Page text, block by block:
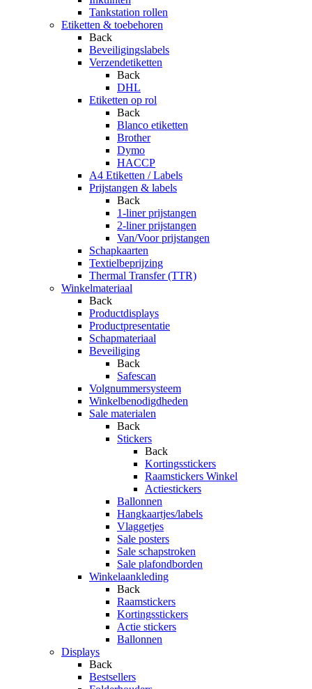
Tankstation rollen
Etiketten & toebehoren
Back
Beveiligingslabels
Verzendetiketten
Back
DHL
Etiketten op rol
Back
Blanco etiketten
Brother
Dymo
HACCP
A4 Etiketten / Labels
Prijstangen & labels
Back
1-liner prijstangen
2-liner prijstangen
Van/Voor prijstangen
Schapkaarten
Textielbeprijzing
Thermal Transfer (TTR)
Winkelmateriaal
Back
Productdisplays
Productpresentatie
Schapmateriaal
Beveiliging
Back
Safescan
Volgnummersysteem
Winkelbenodigdheden
Sale materialen
Back
Stickers
Back
Kortingsstickers
Raamstickers Winkel
Actiestickers
Ballonnen
Hangkaartjes/labels
Vlaggetjes
Sale posters
Sale schapstroken
Sale plafondborden
Winkelaankleding
Back
Raamstickers
Kortingsstickers
Actie stickers
Ballonnen
Displays
Back
Bestsellers